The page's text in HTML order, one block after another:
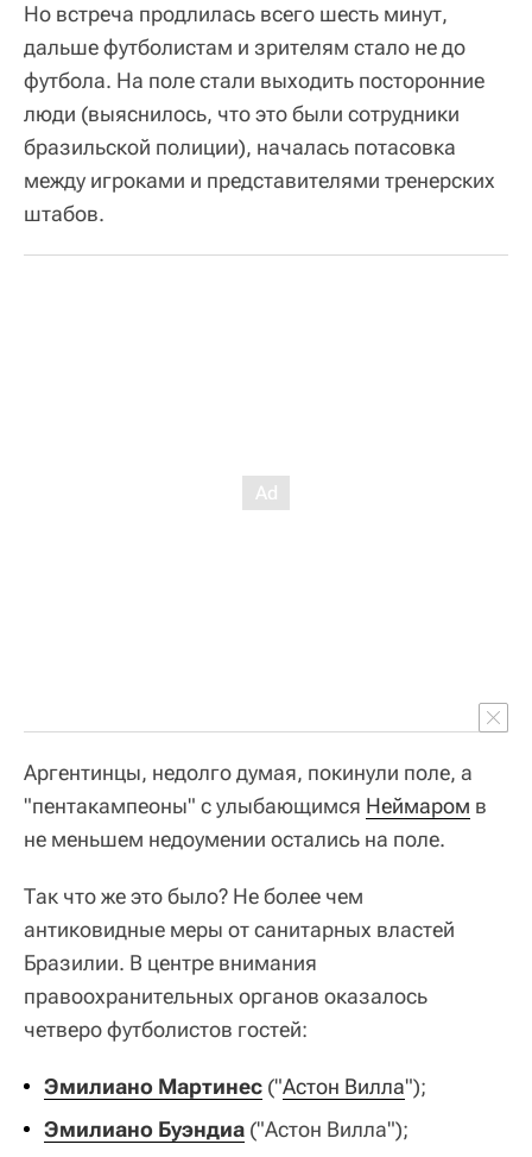
Но встреча продлилась всего шесть минут,
дальше футболистам и зрителям стало не до
футбола. На поле стали выходить посторонние
люди (выяснилось, что это были сотрудники
бразильской полиции), началась потасовка
между игроками и представителями тренерских
штабов.
Аргентинцы, недолго думая, покинули поле, а
"пентакампеоны" с улыбающимся Неймаром в
не меньшем недоумении остались на поле.
Так что же это было? Не более чем
антиковидные меры от санитарных властей
Бразилии. В центре внимания
правоохранительных органов оказалось
четверо футболистов гостей:
Эмилиано Мартинес ("Астон Вилла");
Эмилиано Буэндиа ("Астон Вилла");